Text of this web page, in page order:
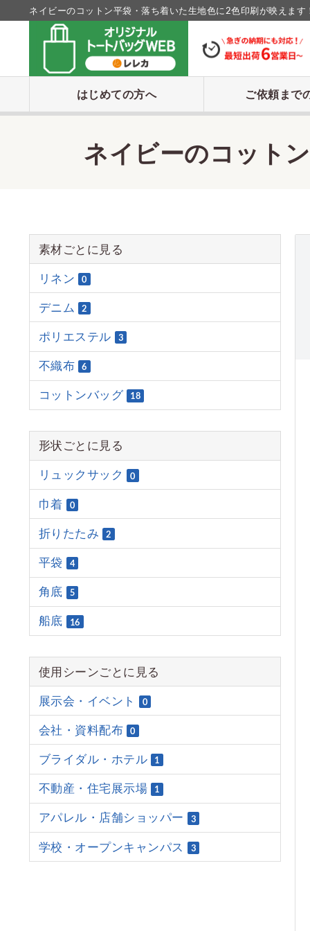
ネイビーのコットン平袋・落ち着いた生地色に2色印刷が映えま
はじめての方へ ご依頼まで
ネイビーのコット
素材ごとに見る
リネン 0
デニム 2
ポリエステル 3
不織布 6
コットンバッグ 18
形状ごとに見る
リュックサック 0
巾着 0
折りたたみ 2
平袋 4
角底 5
船底 16
使用シーンごとに見る
展示会・イベント 0
会社・資料配布 0
ブライダル・ホテル 1
不動産・住宅展示場 1
アパレル・店舗ショッパー 3
学校・オープンキャンパス 3